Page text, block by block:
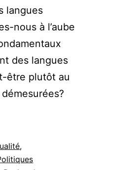
langues
nous à l’aube
des langues
être plutôt au
,